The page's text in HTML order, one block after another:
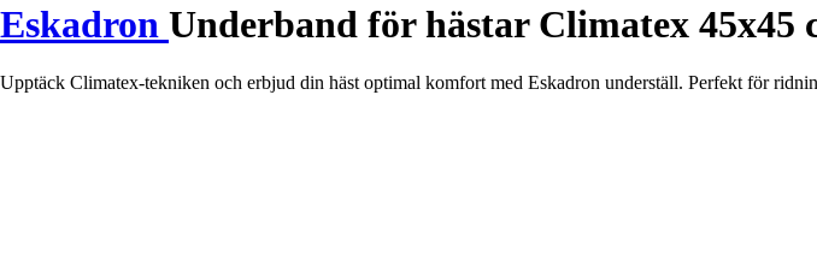
Eskadron Underband för hästar Climatex 45x45
Upptäck Climatex-tekniken och erbjud din häst optimal komfort med Eskadron underställ. Perfekt för